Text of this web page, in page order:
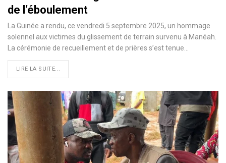
de l’éboulement
La Guinée a rendu, ce vendredi 5 septembre 2025, un hommage
solennel aux victimes du glissement de terrain survenu à Manéah.
La cérémonie de recueillement et de prières s’est tenue…
LIRE LA SUITE...